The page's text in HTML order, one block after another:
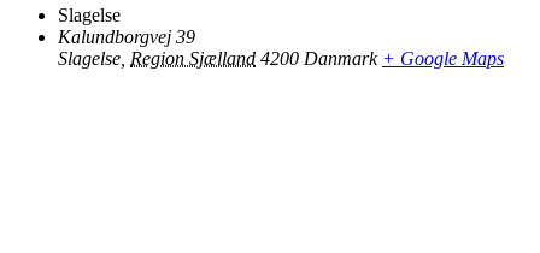
Slagelse
Kalundborgvej 39
Slagelse Region Sjælland 4200 Danmark + Google Maps